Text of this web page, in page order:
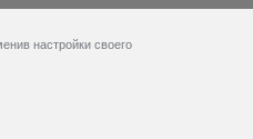
настройки своего